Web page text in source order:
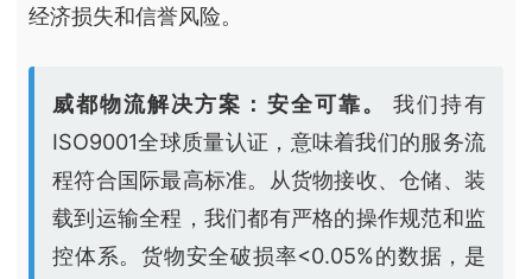
经济损失和信誉风险。
威都物流解决方案：安全可靠。 我们持有
ISO9001全球质量认证，意味着我们的服务流
程符合国际最高标准。从货物接收、仓储、装
载到运输全程，我们都有严格的操作规范和监
控体系。货物安全破损率<0.05%的数据，是